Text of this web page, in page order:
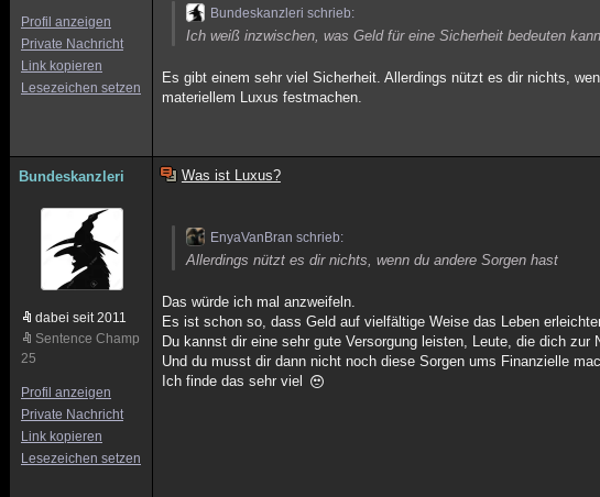
Profil anzeigen
Private Nachricht
Link kopieren
Lesezeichen setzen
Bundeskanzleri schrieb:
Ich weiß inzwischen, was Geld für eine Sicherheit bedeuten kann
Es gibt einem sehr viel Sicherheit. Allerdings nützt es dir nichts,
materiellem Luxus festmachen.
Bundeskanzleri
dabei seit 2011
Sentence Champ
25
Profil anzeigen
Private Nachricht
Link kopieren
Lesezeichen setzen
Was ist Luxus?
EnyaVanBran schrieb:
Allerdings nützt es dir nichts, wenn du andere Sorgen hast
Das würde ich mal anzweifeln.
Es ist schon so, dass Geld auf vielfältige Weise das Leben
Du kannst dir eine sehr gute Versorgung leisten, Leute, die dich zur
Und du musst dir dann nicht noch diese Sorgen ums Finanzielle
Ich finde das sehr viel